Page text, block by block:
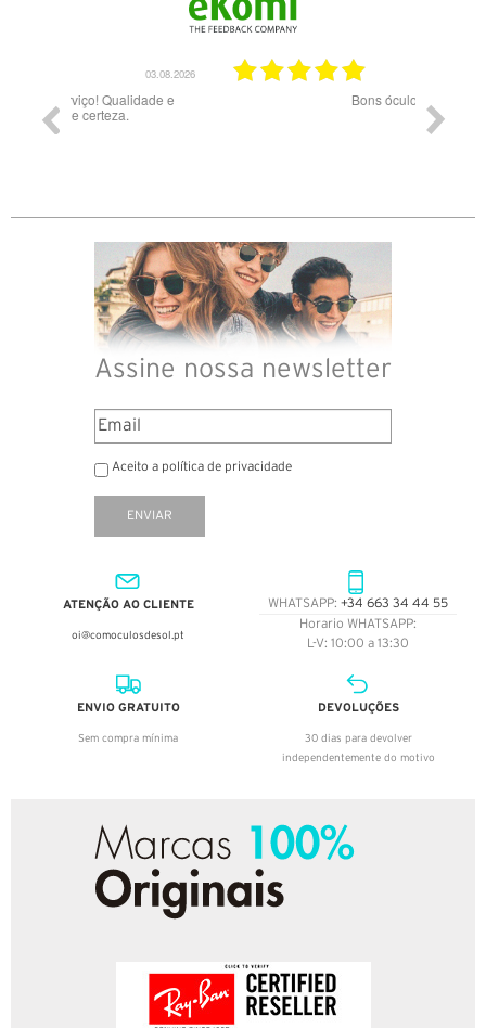
28.07.2026
Assine nossa newsletter
Aceito a política de privacidade
ENVIAR
ATENÇÃO AO CLIENTE
oi@comoculosdesol.pt
WHATSAPP: +34 663 34 44 55
Horario WHATSAPP:
L-V: 10:00 a 13:30
ENVIO GRATUITO
Sem compra mínima
DEVOLUÇÕES
30 dias para devolver
independentemente do motivo